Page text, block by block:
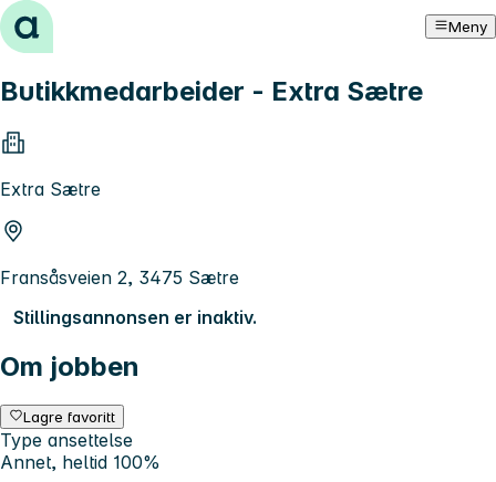
Hopp til innhold Meny
Butikkmedarbeider - Extra Sætre
Extra Sætre
Fransåsveien 2, 3475 Sætre
Stillingsannonsen er inaktiv.
Om jobben
Lagre favoritt
Type ansettelse
Annet, heltid 100%